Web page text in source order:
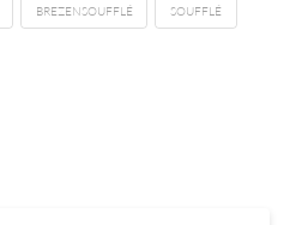
BREZENSOUFFLÉ SOUFFLÉ